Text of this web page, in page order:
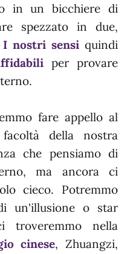
in un bicchiere di
spezzato in due,
I nostri sensiquindi
per provare
fare appello al
della nostra
che pensiamo di
ma ancora ci
cieco. Potremmo
un'illusione o star
troveremmo nella
cinese, Zhuangzi,